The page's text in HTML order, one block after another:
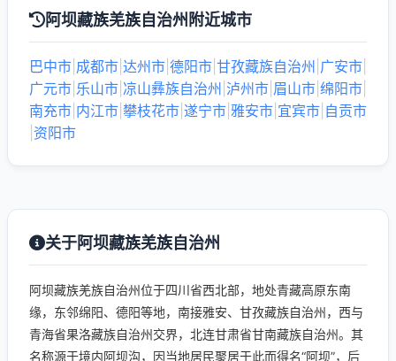
阿坝藏族羌族自治州附近城市
巴中市 成都市 达州市 德阳市 甘孜藏族自治州 广安市
广元市 乐山市 凉山彝族自治州 泸州市 眉山市 绵阳市
南充市 内江市 攀枝花市 遂宁市 雅安市 宜宾市 自贡市
资阳市
关于阿坝藏族羌族自治州
阿坝藏族羌族自治州位于四川省西北部，地处青藏高原东南
缘，东邻绵阳、德阳等地，南接雅安、甘孜藏族自治州，西与
青海省果洛藏族自治州交界，北连甘肃省甘南藏族自治州。其
名称源于境内阿坝沟，因当地居民聚居于此而得名“阿坝”，后